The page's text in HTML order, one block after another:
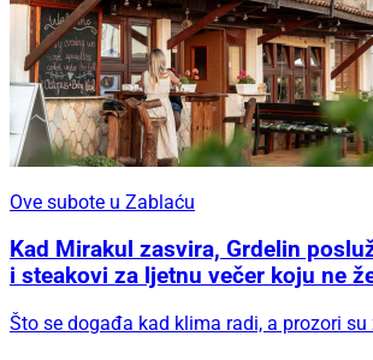
Ove subote u Zablaću
Kad Mirakul zasvira, Grdelin
i steakovi za ljetnu večer koju ne
Što se događa kad klima radi, a prozori su